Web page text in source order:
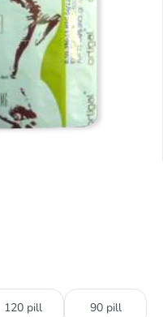
120 pill 90 pill